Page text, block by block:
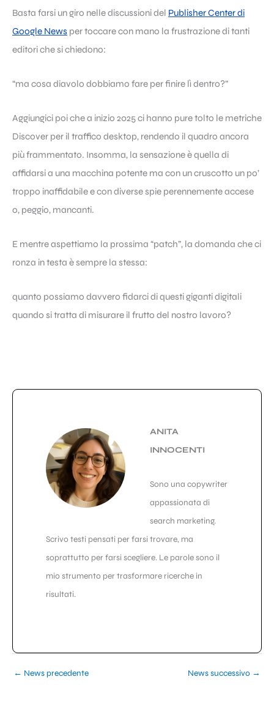
Basta farsi un giro nelle discussioni del Publisher Center di
Google News per toccare con mano la frustrazione di tanti
editori che si chiedono:
“ma cosa diavolo dobbiamo fare per finire lì dentro?”
Aggiungici poi che a inizio 2025 ci hanno pure tolto le metriche
Discover per il traffico desktop, rendendo il quadro ancora
più frammentato. Insomma, la sensazione è quella di
affidarsi a una macchina potente ma con un cruscotto un po’
troppo inaffidabile e con diverse spie perennemente accese
o, peggio, mancanti.
E mentre aspettiamo la prossima “patch”, la domanda che ci
ronza in testa è sempre la stessa:
quanto possiamo davvero fidarci di questi giganti digitali
quando si tratta di misurare il frutto del nostro lavoro?
ANITA
INNOCENTI
Sono una copywriter
appassionata di
search marketing.
Scrivo testi pensati per farsi trovare, ma
soprattutto per farsi scegliere. Le parole sono il
mio strumento per trasformare ricerche in
risultati.
← News precedente News successivo →